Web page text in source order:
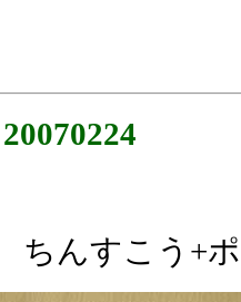
20070224
ちんすこう+